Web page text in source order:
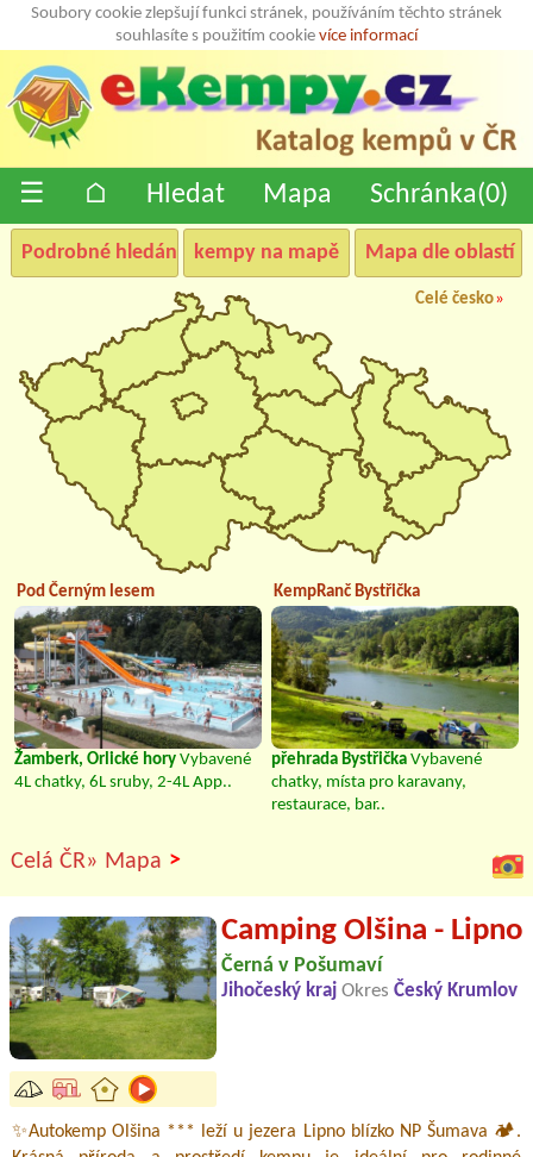
Soubory cookie zlepšují funkci stránek, používáním těchto stránek
souhlasíte s použitím cookie více informací
☰ ⌂ Hledat Mapa Schránka(0)
Podrobné hledání kempy na mapě Mapa dle oblastí
Celé česko»
Pod Černým lesem
Žamberk, Orlické hory Vybavené
4L chatky, 6L sruby, 2-4L App..
KempRanč Bystřička
přehrada Bystřička Vybavené
chatky, místa pro karavany,
restaurace, bar..
Celá ČR» Mapa >
Camping Olšina - Lipno
Černá v Pošumaví
Jihočeský kraj Okres Český Krumlov
✨Autokemp Olšina *** leží u jezera Lipno blízko NP Šumava 🏕️.